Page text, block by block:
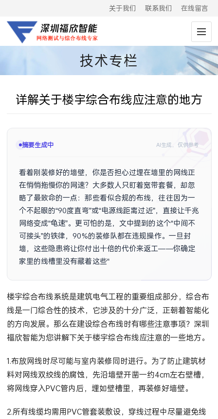
关于我们 联系我们 在线留言
技术专栏
详解关于楼宇综合布线应注意的地方
摘要已生成 AI生成，仅供参考
看着刚装修好的墙壁，你是否担心过埋在墙里的网线正
在悄悄拖慢你的网速？大多数人只盯着宽带套餐，却忽
略了最致命的一点：那些看似合规的布线，往往因为一
个不起眼的“90度直弯”或“电源线距离过近”，直接让千兆
网络变成“龟速”。更可怕的是，文中提到的这个“中间不
可接头”的铁律，90%的装修队都在违规操作。一旦封
墙，这些隐患将让你付出十倍的代价来返工——你确定
家里的线槽里没有藏着这些“定时炸弹”吗？
楼宇综合布线系统是建筑电气工程的重要组成部分，综合布
线是一门综合性的技术，它涉及的十分广泛，正朝着智能化
的方向发展。那么在建设综合布线时有哪些注意事项？深圳
福欣智能为您讲解下关于楼宇综合布线应注意的一些地方。
1.布放网线时尽可能与室内装修同时进行。为了防止建筑材
料对网线双绞线的腐蚀，先沿墙壁开凿一约4cm左右壁槽，
将网线穿入PVC管内后，埋如壁槽里，再装修好墙壁。
2.所有线缆均需用PVC管套装敷设，穿线过程中尽量避免线